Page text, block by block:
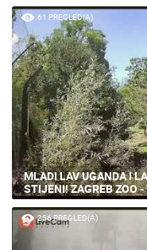
61 PREGLED(A)
MLADI LAV UGANDA I
STIJENI! ZAGREB ZOO
256 PREGLED(A)